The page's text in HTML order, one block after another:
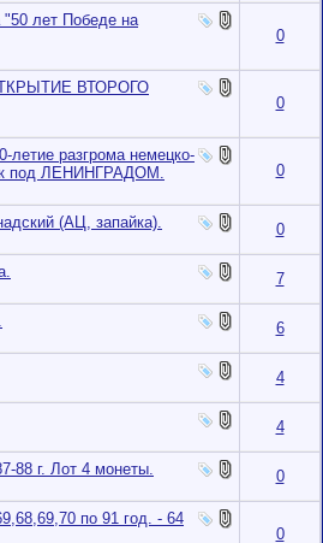
"50 лет Победе на
0
ВТОРОГО
0
летие разгрома немецко-
под ЛЕНИНГРАДОМ.
0
(АЦ, запайка). 0
7
6
4
4
88 г. Лот 4 монеты. 0
по 91 год. - 64
0